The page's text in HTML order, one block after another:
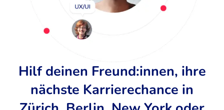
Hilf deinen Freund:innen, ihre
nächste Karrierechance in